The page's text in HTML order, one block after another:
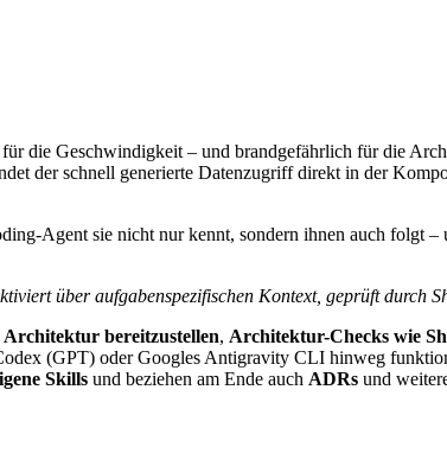
die Geschwindigkeit – und brandgefährlich für die
der schnell generierte Datenzugriff direkt in der
Agent sie nicht nur kennt, sondern ihnen auch folgt –
über aufgabenspezifischen Kontext, geprüft durch
bereitzustellen, Architektur-Checks wie
(GPT) oder Googles Antigravity CLI hinweg
Skills und beziehen am Ende auch ADRs und